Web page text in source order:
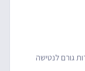
גורם לנטישה